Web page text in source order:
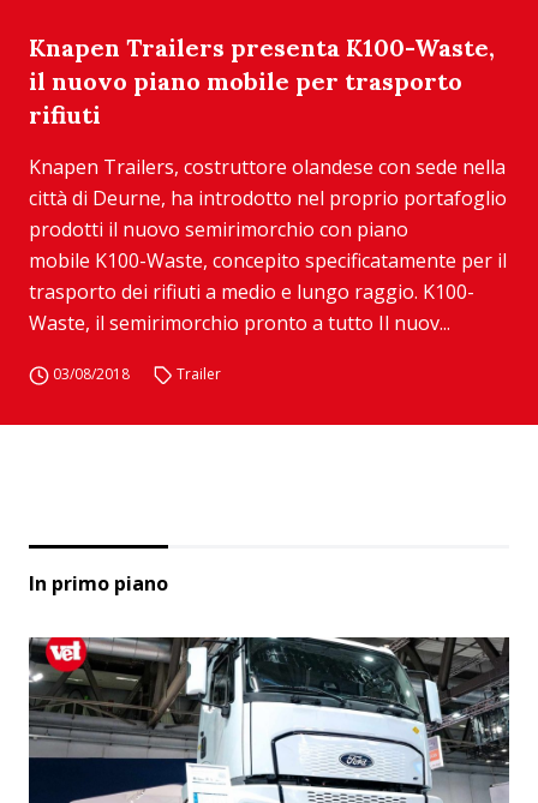
Knapen Trailers presenta K100-Waste,
il nuovo piano mobile per trasporto
rifiuti
Knapen Trailers, costruttore olandese con sede nella
città di Deurne, ha introdotto nel proprio portafoglio
prodotti il nuovo semirimorchio con piano
mobile K100-Waste, concepito specificatamente per il
trasporto dei rifiuti a medio e lungo raggio. K100-
Waste, il semirimorchio pronto a tutto Il nuov...
03/08/2018 Trailer
In primo piano